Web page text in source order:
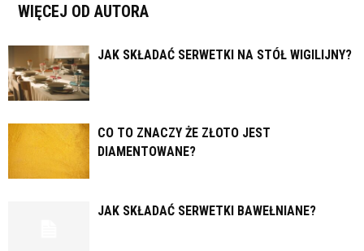
WIĘCEJ OD AUTORA
JAK SKŁADAĆ SERWETKI NA STÓŁ WIGILIJNY?
CO TO ZNACZY ŻE ZŁOTO JEST
DIAMENTOWANE?
JAK SKŁADAĆ SERWETKI BAWEŁNIANE?